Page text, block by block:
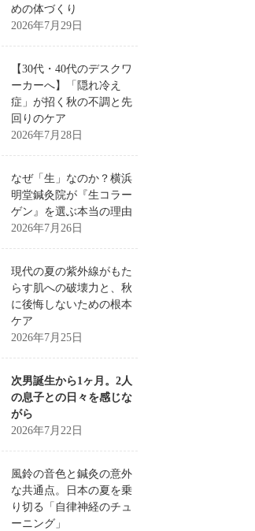
めの体づくり
2026年7月29日
【30代・40代のデスクワ
ーカーへ】「隠れ冷え
症」が招く秋の不調と先
回りのケア
2026年7月28日
なぜ「生」なのか？横浜
明堂鍼灸院が『生コラー
ゲン』を選ぶ本当の理由
2026年7月26日
現代の夏の紫外線がもた
らす肌への破壊力と、秋
に後悔しないための根本
ケア
2026年7月25日
次男誕生から1ヶ月。2人
の息子との日々を感じな
がら
2026年7月22日
風鈴の音色と鍼灸の意外
な共通点。日本の夏を乗
り切る「自律神経のチュ
ーニング」